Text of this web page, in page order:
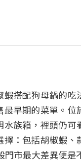
蝦搭配狗母鍋的
早期的菜單。
族箱，裡頭仍
：包括胡椒蝦
市最大差異便是